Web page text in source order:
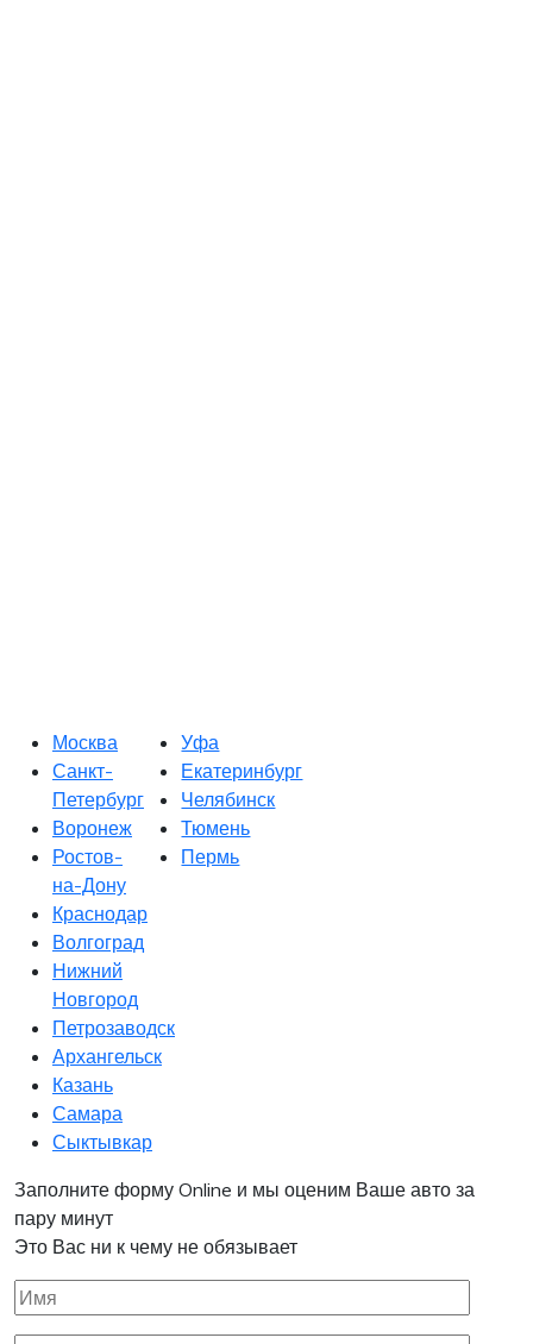
Москва
Санкт-
Петербург
Воронеж
Ростов-
на-Дону
Краснодар
Волгоград
Нижний
Новгород
Петрозаводск
Архангельск
Казань
Самара
Сыктывкар
Уфа
Екатеринбург
Челябинск
Тюмень
Пермь
Заполните форму Online и мы оценим Ваше авто за
пару минут
Это Вас ни к чему не обязывает